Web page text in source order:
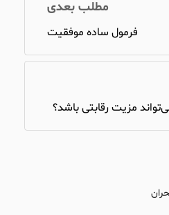
مطلب بعدی
فرمول ساده موفقیت
مزیت رقابتی باشد؟